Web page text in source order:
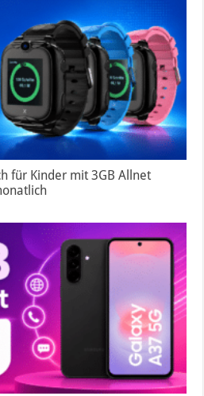
für Kinder mit 3GB Allnet